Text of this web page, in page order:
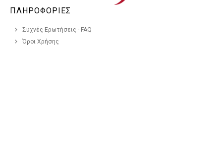
ΠΛΗΡΟΦΟΡΙΕΣ
Συχνές Ερωτήσεις - FAQ
Όροι Χρήσης